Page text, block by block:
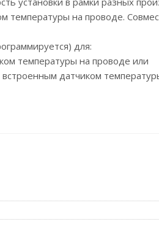
температуры на проводе.
для:
температуры на проводе или
датчиком
датчиком воздуха.
экраном и